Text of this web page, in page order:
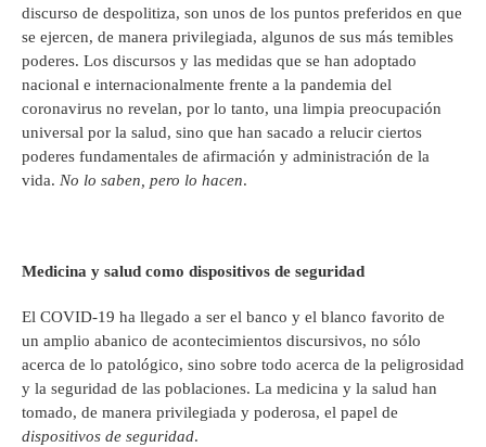
discurso de despolitiza, son unos de los puntos preferidos en que
se ejercen, de manera privilegiada, algunos de sus más temibles
poderes. Los discursos y las medidas que se han adoptado
nacional e internacionalmente frente a la pandemia del
coronavirus no revelan, por lo tanto, una limpia preocupación
universal por la salud, sino que han sacado a relucir ciertos
poderes fundamentales de afirmación y administración de la
vida. No lo saben, pero lo hacen.
Medicina y salud como dispositivos de seguridad
El COVID-19 ha llegado a ser el banco y el blanco favorito de
un amplio abanico de acontecimientos discursivos, no sólo
acerca de lo patológico, sino sobre todo acerca de la peligrosidad
y la seguridad de las poblaciones. La medicina y la salud han
tomado, de manera privilegiada y poderosa, el papel de
dispositivos de seguridad.